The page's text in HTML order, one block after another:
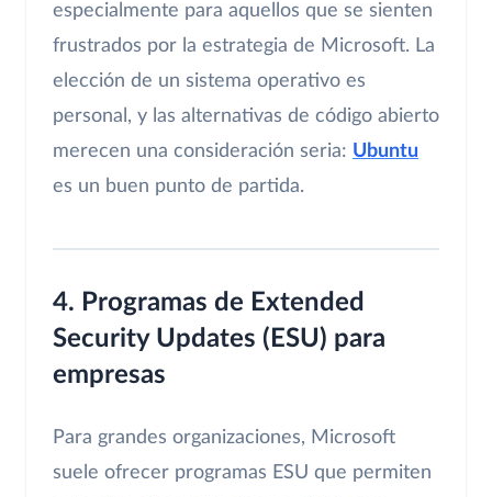
especialmente para aquellos que se sienten
frustrados por la estrategia de Microsoft. La
elección de un sistema operativo es
personal, y las alternativas de código abierto
merecen una consideración seria: Ubuntu
es un buen punto de partida.
4. Programas de Extended
Security Updates (ESU) para
empresas
Para grandes organizaciones, Microsoft
suele ofrecer programas ESU que permiten